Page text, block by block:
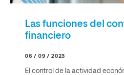
Las funciones del
financiero
06 / 09 / 2023
El control de la actividad